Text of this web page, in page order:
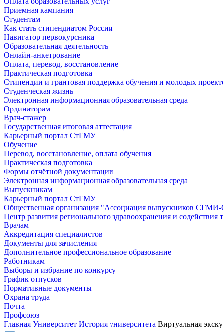
Приемная кампания
Студентам
Как стать стипендиатом России
Навигатор первокурсника
Образовательная деятельность
Онлайн-анкетрование
Оплата, перевод, восстановление
Практическая подготовка
Стипендии и грантовая поддержка обучения и молодых
Студенческая жизнь
Электронная информационная образовательная среда
Ординаторам
Врач-стажер
Государственная итоговая аттестация
Карьерный портал СтГМУ
Обучение
Перевод, восстановление, оплата обучения
Практическая подготовка
Формы отчётной документации
Электронная информационная образовательная среда
Выпускникам
Карьерный портал СтГМУ
Общественная организация "Ассоциация выпускников
Центр развития регионального здравоохранения и содействия
Врачам
Аккредитация специалистов
Документы для зачисления
Дополнительное профессиональное образование
Работникам
Выборы и избрание по конкурсу
График отпусков
Нормативные документы
Охрана труда
Почта
Профсоюз
Главная Университет История университета Виртуальная